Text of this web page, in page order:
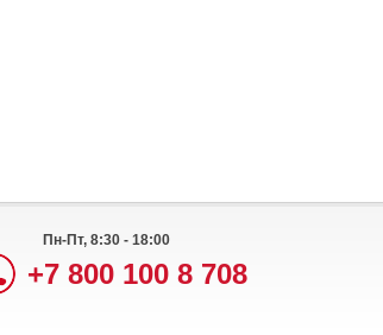
Пн-Пт, 8:30 - 18:00
+7 800 100 8 708